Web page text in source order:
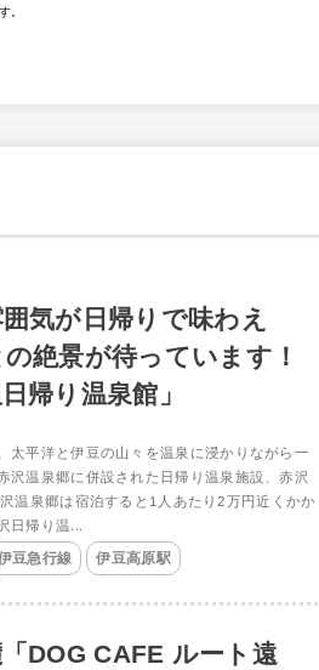
。
気が日帰りで味わえ
絶景が待っています！
帰り温泉館」
太平洋と伊豆の山々を温泉に浸かりながら一
沢温泉郷に併設された日帰り温泉施設、赤沢
温泉郷は宿泊すると1人あたり2万円近くかか
日帰り温...
豆急行線 伊豆高原駅
DOG CAFE ルート遠